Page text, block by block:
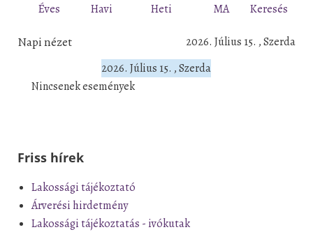
Éves Havi Heti MA Keresés
Napi nézet
2026. Július 15. , Szerda
2026. Július 15. , Szerda
Nincsenek események
Friss hírek
Lakossági tájékoztató
Árverési hirdetmény
Lakossági tájékoztatás - ivókutak